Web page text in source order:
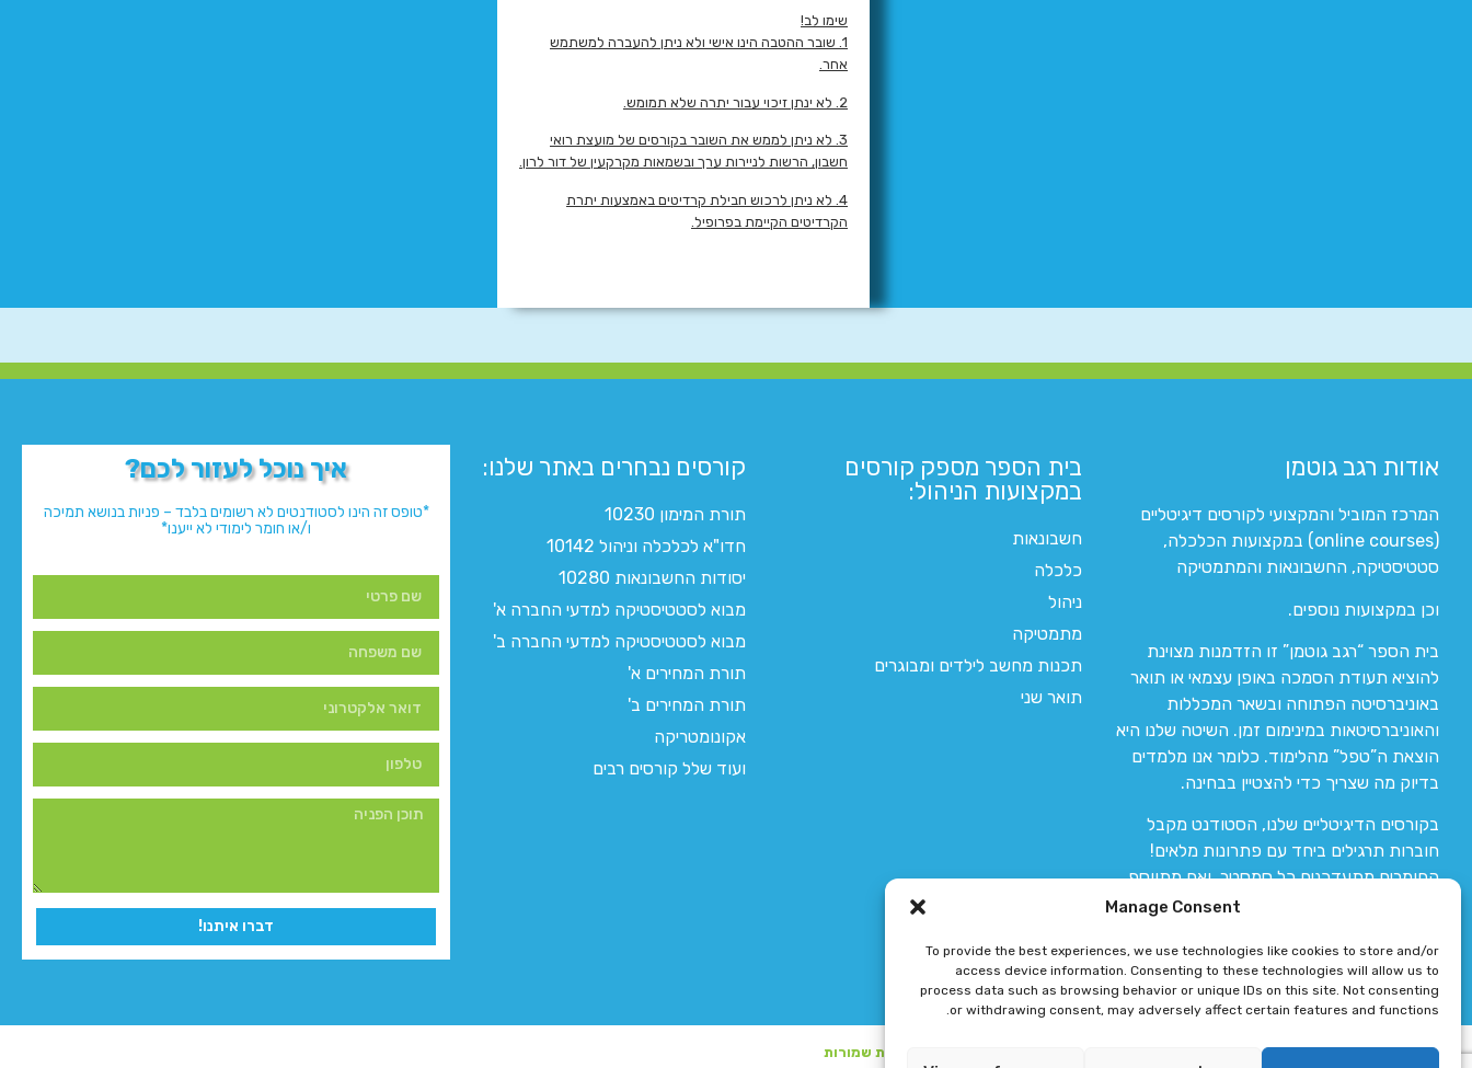
Manage Consent
To provide the best experiences, we use technologies like cookies to store and/or
access device information. Consenting to these technologies will allow us to
process data such as browsing behavior or unique IDs on this site. Not consenting
or withdrawing consent, may adversely affect certain features and functions.
שימו לב!
1. שובר ההטבה הינו אישי ולא ניתן להעברה למשתמש
אחר.
2. לא ינתן זיכוי עבור יתרה שלא תמומש.
3. לא ניתן לממש את השובר בקורסים של מועצת רואי
חשבון, הרשות לניירות ערך ובשמאות מקרקעין של דור לרון.
4. לא ניתן לרכוש חבילת קרדיטים באמצעות יתרת
הקרדיטים הקיימת בפרופיל.
אודות רגב גוטמן
המרכז המוביל והמקצועי לקורסים דיגיטליים
(online courses) במקצועות הכלכלה,
סטטיסטיקה, החשבונאות והמתמטיקה
וכן במקצועות נוספים.
בית הספר “רגב גוטמן” זו הזדמנות מצוינת
להוציא תעודת הסמכה באופן עצמאי או תואר
באוניברסיטה הפתוחה ובשאר המכללות
והאוניברסיטאות במינימום זמן. השיטה שלנו היא
הוצאת ה”טפל” מהלימוד. כלומר אנו מלמדים
בדיוק מה שצריך כדי להצטיין בבחינה.
בקורסים הדיגיטליים שלנו, הסטודנט מקבל
חוברות תרגילים ביחד עם פתרונות מלאים!
החומרים מתעדכנים כל סמסטר, ואם מתווסף
חומר חדש אז הקורס מתעדכן יחד איתו.
בית הספר מספק קורסים
במקצועות הניהול:
חשבונאות
כלכלה
ניהול
מתמטיקה
תכנות מחשב לילדים ומבוגרים
תואר שני
קורסים נבחרים באתר שלנו:​
תורת המימון 10230
חדו"א לכלכלה וניהול 10142
יסודות החשבונאות 10280
מבוא לסטטיסטיקה למדעי החברה א'
מבוא לסטטיסטיקה למדעי החברה ב'
תורת המחירים א'
תורת המחירים ב'
אקונומטריקה
ועוד שלל קורסים רבים
איך נוכל לעזור לכם?
*טופס זה הינו לסטודנטים לא רשומים בלבד – פניות בנושא תמיכה
ו/או חומר לימודי לא ייענו*
דברו איתנו!